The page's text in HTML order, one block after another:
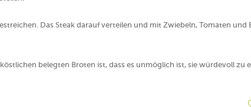
Das Steak darauf verteilen und mit Zwiebeln, Tomaten und
belegten Broten ist, dass es unmöglich ist, sie würdevoll zu